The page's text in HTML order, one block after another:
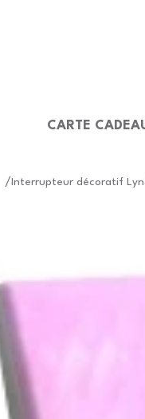
CARTE
/Interrupteur décoratif